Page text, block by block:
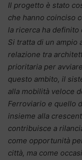
Il progetto è stato
che hanno coinciso
la ricerca ha definito
Si tratta di un ampio
relazione tra
prioritaria per
questo ambito, il
alla mobilità veloce
Ferroviario e quello
insieme alla
contribuisce a
come opportunità
città, ma come